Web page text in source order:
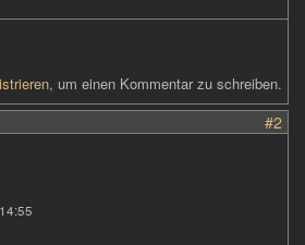
, um einen Kommentar zu schreiben.
#2